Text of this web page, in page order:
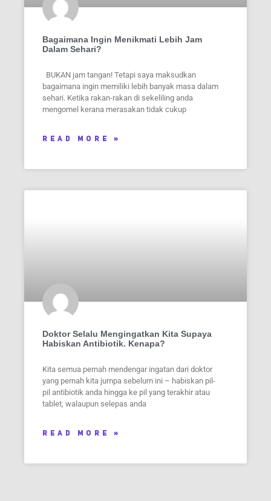
Bagaimana Ingin Menikmati Lebih Jam
Dalam Sehari?
BUKAN jam tangan! Tetapi saya maksudkan
bagaimana ingin memiliki lebih banyak masa dalam
sehari. Ketika rakan-rakan di sekeliling anda
mengomel kerana merasakan tidak cukup
READ MORE »
Doktor Selalu Mengingatkan Kita Supaya
Habiskan Antibiotik. Kenapa?
Kita semua pernah mendengar ingatan dari doktor
yang pernah kita jumpa sebelum ini – habiskan pil-
pil antibiotik anda hingga ke pil yang terakhir atau
tablet, walaupun selepas anda
READ MORE »